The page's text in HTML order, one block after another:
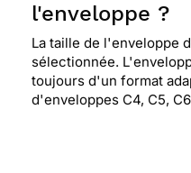
l'enveloppe ?
La taille de l'enveloppe
sélectionnée.
toujours d'un format
d'enveloppes C4, C5,